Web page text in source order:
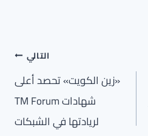
التالي
«زين الكويت» تحصد أعلى
شهادات TM Forum
لريادتها في الشبكات